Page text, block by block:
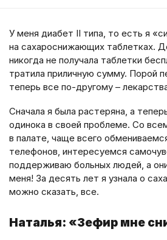
У меня диабет II типа, то есть я
на сахароснижающих таблетках.
никогда не получала таблетки
тратила приличную сумму. Порой
теперь все по-другому –
Сначала я была растеряна, а
одинока в своей проблеме. Со
в палате, чаще всего
телефонов, интересуемся
поддерживаю больных людей, а
меня! За десять лет я узнала о
можно сказать, все.
Наталья: «Зефир мне